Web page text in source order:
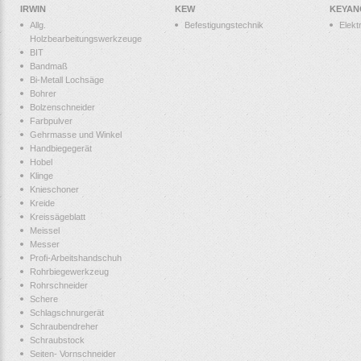
IRWIN
Allg.
Holzbearbeitungswerkzeuge
BIT
Bandmaß
Bi-Metall Lochsäge
Bohrer
Bolzenschneider
Farbpulver
Gehrmasse und Winkel
Handbiegegerät
Hobel
Klinge
Knieschoner
Kreide
Kreissägeblatt
Meissel
Messer
Profi-Arbeitshandschuh
Rohrbiegewerkzeug
Rohrschneider
Schere
Schlagschnurgerät
Schraubendreher
Schraubstock
Seiten- Vornschneider
KEW
Befestigungstechnik